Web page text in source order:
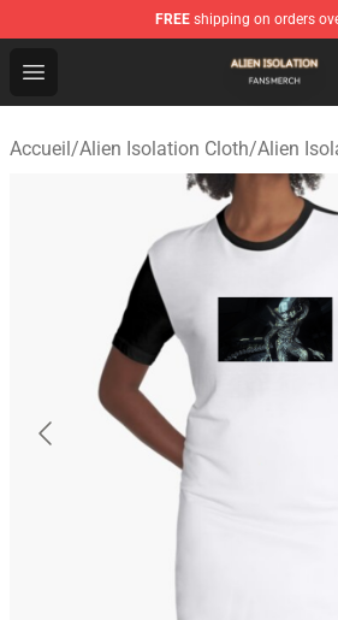
FREE shipping on orders
Open menu
Alien Isolation Shop - Official
Accueil/Alien Isolation Cloth/Alien